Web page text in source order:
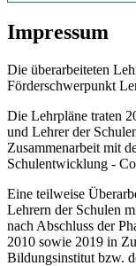
Impressum
Die überarbeiteten
Förderschwerpunkt
Die Lehrpläne traten
und Lehrer der
Zusammenarbeit mit
Schulentwicklung -
Eine teilweise
Lehrern der Schulen
nach Abschluss der
2010 sowie 2019 in
Bildungsinstitut bzw.